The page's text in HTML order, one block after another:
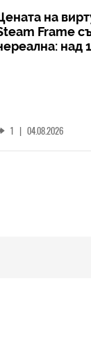
на
Frame
над
1 | 04.08.2026